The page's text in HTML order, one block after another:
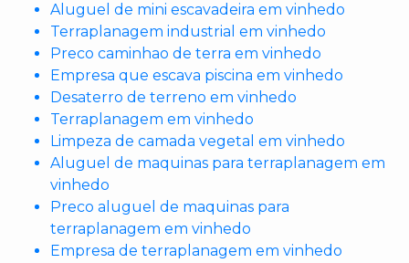
Aluguel de mini escavadeira em vinhedo
Terraplanagem industrial em vinhedo
Preco caminhao de terra em vinhedo
Empresa que escava piscina em vinhedo
Desaterro de terreno em vinhedo
Terraplanagem em vinhedo
Limpeza de camada vegetal em vinhedo
Aluguel de maquinas para terraplanagem em
vinhedo
Preco aluguel de maquinas para
terraplanagem em vinhedo
Empresa de terraplanagem em vinhedo